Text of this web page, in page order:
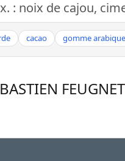
cacao gomme arabique
FEUGNET